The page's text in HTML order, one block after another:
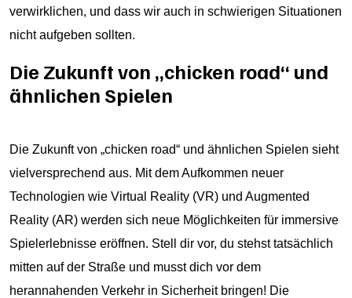
verwirklichen, und dass wir auch in schwierigen Situationen
nicht aufgeben sollten.
Die Zukunft von „chicken road“ und
ähnlichen Spielen
Die Zukunft von „chicken road“ und ähnlichen Spielen sieht
vielversprechend aus. Mit dem Aufkommen neuer
Technologien wie Virtual Reality (VR) und Augmented
Reality (AR) werden sich neue Möglichkeiten für immersive
Spielerlebnisse eröffnen. Stell dir vor, du stehst tatsächlich
mitten auf der Straße und musst dich vor dem
herannahenden Verkehr in Sicherheit bringen! Die